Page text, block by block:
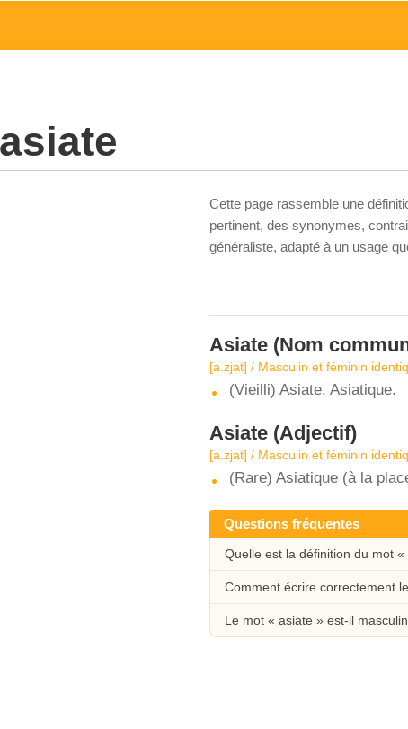
asiate
Cette page rassemble une
pertinent, des synonymes,
généraliste, adapté à un usage
Asiate (Nom
[a.zjat] / Masculin et féminin
(Vieilli) Asiate, Asiatique.
Asiate (Adjectif)
[a.zjat] / Masculin et féminin
(Rare) Asiatique (à la
Questions fréquentes
Quelle est la définition du mot «
Comment écrire correctement
Le mot « asiate » est-il